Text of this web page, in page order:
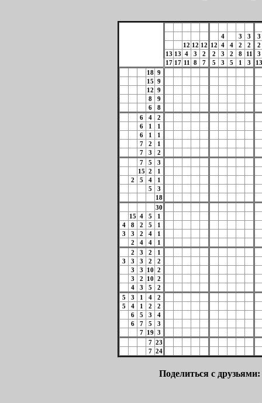
4 3 3
3
12 12 12 12 4 4 2 2
2
13 13 4 3 2 2 3 2 8 11
3
17 17 11 8 7 5 3 5 1 3
13
18 9
15 9
12 9
8
9
6
8
6
4
2
6
1
1
6
1
1
7
2
1
7
3
2
7
5
3
15 2
1
2
5 4
1
5
3
18
30
15 4 5
1
4
8 2 5
1
3
3 2 4
1
2
4 4
1
2
3 2
1
3
3 3 2
2
3
3 10 2
3
2 10 2
4
3 5
2
5
3 1 4
2
5
4 1 2
2
6
5 3
4
6
7 5
3
7 19 3
7 23
7 24
Поделиться с друзьями: